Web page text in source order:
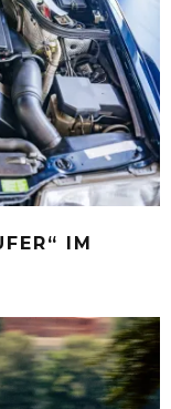
IM